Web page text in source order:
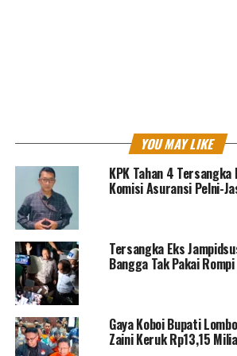
Selanjutnya, kata Ali, untuk kepentingan
dilakukan upaya paksa penahanan oleh
“Masing-masing untuk selama 20 hari
sejak 21 Juli 2022 sampai dengan 9
lanjutnya.
Ali menegaskan, untuk Tersangka EW
pada Kavling C1 Gedung ACLC.
Rutan KPK pada Pomdam Jaya Guntur.
“Untuk Tsk HS, KPK mengimbau untuk
pada pemanggilan berikutnya yang
oleh Tim Penyidik,” tegasnya.
YOU MAY LIKE
KPK Tahan 4
Komisi Asuransi Pelni-
Tersangka Eks
Bangga Tak Pakai
Gaya Koboi Bupati
Zaini Keruk Rp13,15